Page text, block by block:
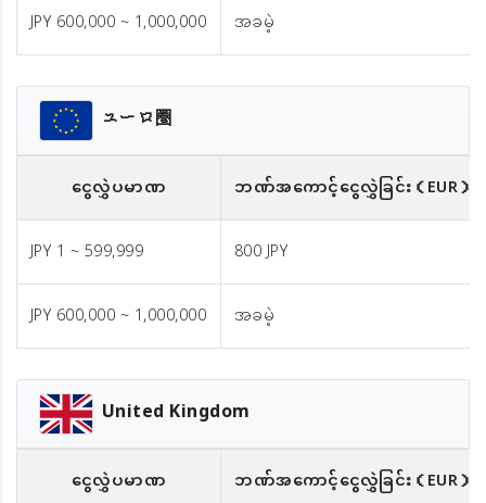
JPY 600,000 ~ 1,000,000
အခမဲ့
ユーロ圏
ငွေလွှဲပမာဏ ဘဏ်အကောင့်ငွေလွှဲခြင်း（EUR）
JPY 1 ~ 599,999
800 JPY
JPY 600,000 ~ 1,000,000
အခမဲ့
United Kingdom
ငွေလွှဲပမာဏ ဘဏ်အကောင့်ငွေလွှဲခြင်း（EUR）